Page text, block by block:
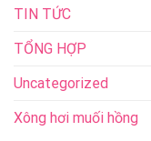
TIN TỨC
TỔNG HỢP
Uncategorized
Xông hơi muối hồng